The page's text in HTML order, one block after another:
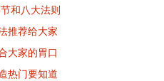
和八大法则
推荐给大家
大家的胃口
热门要知道